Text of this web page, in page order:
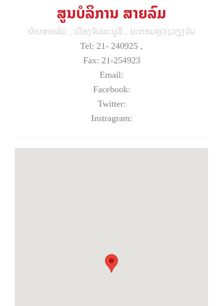
ສູນບໍລິການ ສາຍລົມ
ບ້ານສາຍລົມ , ເມືອງຈັນທະບູລີ , ນະຄອນຫຼວງວຽງຈັນ
Tel: 21- 240925 ,
Fax: 21-254923
Email:
Facebook:
Twitter:
Instragram: